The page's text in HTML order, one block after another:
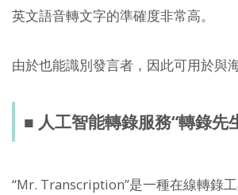
英文語音轉文字的準確度非常高。
由於也能識別發言者，因此可用於與
■ 人工智能轉錄服務“轉錄先
“Mr. Transcription”是一種在線轉錄